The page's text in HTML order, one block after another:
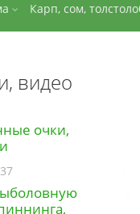
Карп, сом,
видео
очки,